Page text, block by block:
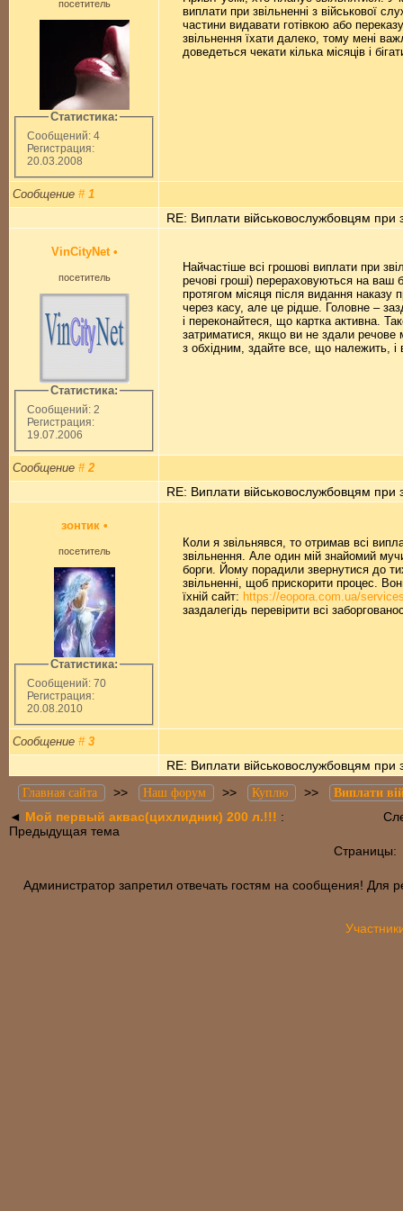
посетитель
Статистика:
Сообщений: 4
Регистрация:
20.03.2008
виплати при звільненні з військової
частини видавати готівкою або
звільнення їхати далеко, тому мені
доведеться чекати кілька місяців і
Сообщение # 1
RE: Виплати військовослужбовцям при
VinCityNet •
посетитель
Статистика:
Сообщений: 2
Регистрация:
19.07.2006
Найчастіше всі грошові виплати при
речові гроші) перераховуються на ваш
протягом місяця після видання наказу
через касу, але це рідше. Головне –
і переконайтеся, що картка активна.
затриматися, якщо ви не здали речове
з обхідним, здайте все, що належить, і
Сообщение # 2
RE: Виплати військовослужбовцям при
зонтик •
посетитель
Статистика:
Сообщений: 70
Регистрация:
20.08.2010
Коли я звільнявся, то отримав всі
звільнення. Але один мій знайомий
борги. Йому порадили звернутися до
звільненні, щоб прискорити процес.
їхній сайт: https://eopora.com.ua/
заздалегідь перевірити всі
Сообщение # 3
RE: Виплати військовослужбовцям при
Главная сайта >> Наш форум >> Куплю >> Виплати
◄ Мой первый аквас(цихлидник) 200 л.!!! :
Предыдущая тема
Страницы:
Администратор запретил отвечать гостям на сообщения! Для